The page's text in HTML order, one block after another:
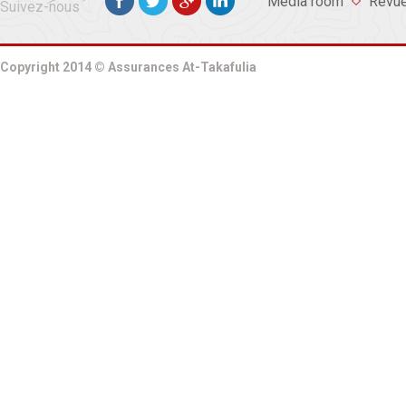
Suivez-nous
Copyright 2014 © Assurances At-Takafulia